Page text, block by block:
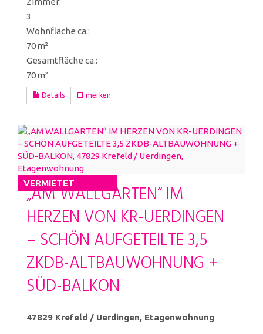
3
Wohnfläche ca.:
70 m²
Gesamtfläche ca.:
70 m²
Details merken
VERMIETET
„AM WALLGARTEN“ IM
HERZEN VON KR-UERDINGEN
– SCHÖN AUFGETEILTE 3,5
ZKDB-ALTBAUWOHNUNG +
SÜD-BALKON
47829 Krefeld / Uerdingen, Etagenwohnung